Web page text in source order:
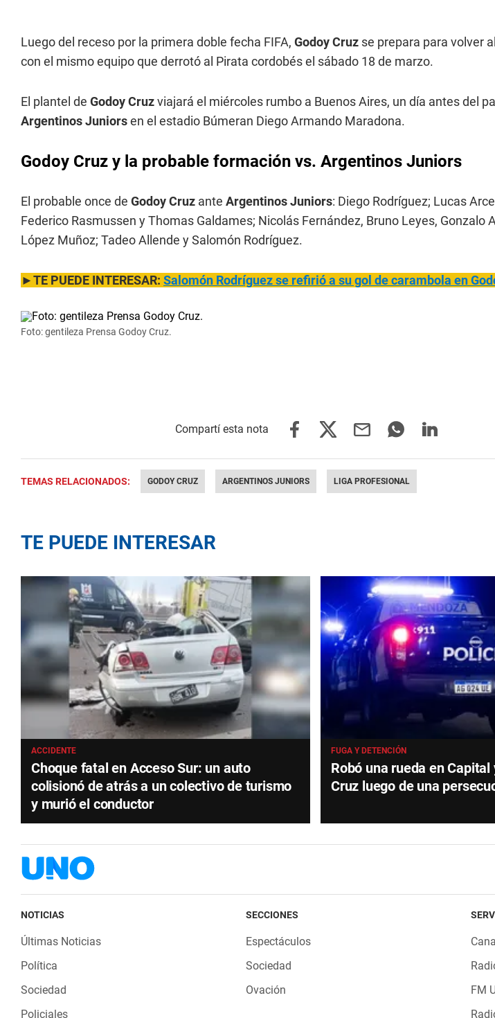
Luego del receso por la primera doble fecha FIFA, Godoy Cruz se prepara para volver
con el mismo equipo que derrotó al Pirata cordobés el sábado 18 de marzo.
El plantel de Godoy Cruzviajará el miércoles rumbo a Buenos Aires, un día antes del
Argentinos Juniorsen el estadio Búmeran Diego Armando Maradona.
Godoy Cruz y la probable formación vs. Argentinos Juniors
El probable once de Godoy Cruz ante Argentinos Juniors: Diego Rodríguez; Lucas
Federico Rasmussen y Thomas Galdames; Nicolás Fernández, Bruno Leyes, Gonzalo
López Muñoz; Tadeo Allende y Salomón Rodríguez.
►TE PUEDE INTERESAR: Salomón Rodríguez se refirió a su gol de carambola en
Foto: gentileza Prensa Godoy Cruz.
TEMAS RELACIONADOS: GODOY CRUZ ARGENTINOS JUNIORS LIGA PROFESIONAL
TE PUEDE INTERESAR
ACCIDENTE
Choque fatal en Acceso Sur: un auto
colisionó de atrás a un colectivo de turismo
y murió el conductor
FUGA Y DETENCIÓN
Robó una rueda en Capital
Cruz luego de una
NOTICIAS
Últimas Noticias
Política
Sociedad
Policiales
SECCIONES
Espectáculos
Sociedad
Ovación
FM